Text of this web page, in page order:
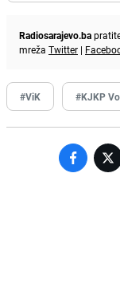
Radiosarajevo.ba
mreža Twitter |
#ViK #KJKP